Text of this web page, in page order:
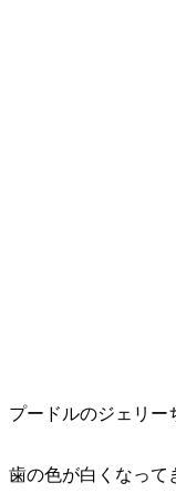
ト
サ
プードルのジェリー
歯の色が白くなって